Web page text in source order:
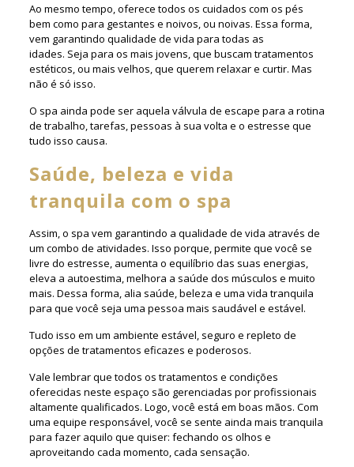
Ao mesmo tempo, oferece todos os cuidados com os pés
bem como para gestantes e noivos, ou noivas. Essa forma,
vem garantindo qualidade de vida para todas as
idades. Seja para os mais jovens, que buscam tratamentos
estéticos, ou mais velhos, que querem relaxar e curtir. Mas
não é só isso.
O spa ainda pode ser aquela válvula de escape para a rotina
de trabalho, tarefas, pessoas à sua volta e o estresse que
tudo isso causa.
Saúde, beleza e vida
tranquila com o spa
Assim, o spa vem garantindo a qualidade de vida através de
um combo de atividades. Isso porque, permite que você se
livre do estresse, aumenta o equilíbrio das suas energias,
eleva a autoestima, melhora a saúde dos músculos e muito
mais. Dessa forma, alia saúde, beleza e uma vida tranquila
para que você seja uma pessoa mais saudável e estável.
Tudo isso em um ambiente estável, seguro e repleto de
opções de tratamentos eficazes e poderosos.
Vale lembrar que todos os tratamentos e condições
oferecidas neste espaço são gerenciadas por profissionais
altamente qualificados. Logo, você está em boas mãos. Com
uma equipe responsável, você se sente ainda mais tranquila
para fazer aquilo que quiser: fechando os olhos e
aproveitando cada momento, cada sensação.